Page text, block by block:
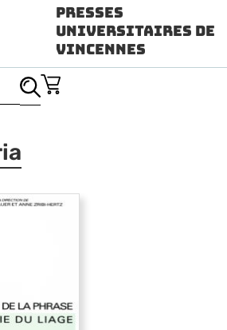
Presses
Universitaires de
Vincennes